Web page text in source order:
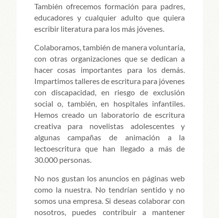
También ofrecemos formación para padres,
educadores y cualquier adulto que quiera
escribir literatura para los más jóvenes.
Colaboramos, también de manera voluntaria,
con otras organizaciones que se dedican a
hacer cosas importantes para los demás.
Impartimos talleres de escritura para jóvenes
con discapacidad, en riesgo de exclusión
social o, también, en hospitales infantiles.
Hemos creado un laboratorio de escritura
creativa para novelistas adolescentes y
algunas campañas de animación a la
lectoescritura que han llegado a más de
30.000 personas.
No nos gustan los anuncios en páginas web
como la nuestra. No tendrían sentido y no
somos una empresa. Si deseas colaborar con
nosotros, puedes contribuir a mantener